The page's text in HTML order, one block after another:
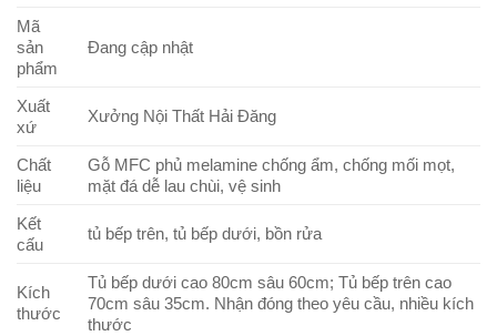
Mã
sản
phẩm
Đang cập nhật
Xuất
xứ
Xưởng Nội Thất Hải Đăng
Chất
liệu
Gỗ MFC phủ melamine chống ẩm, chống mối mọt,
mặt đá dễ lau chùi, vệ sinh
Kết
cấu
tủ bếp trên, tủ bếp dưới, bồn rửa
Kích
thước
Tủ bếp dưới cao 80cm sâu 60cm; Tủ bếp trên cao
70cm sâu 35cm. Nhận đóng theo yêu cầu, nhiều kích
thước